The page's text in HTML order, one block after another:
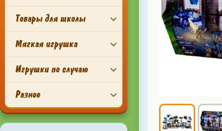
Товары для школы
Мягкая игрушка
Игрушки по случаю
Разное